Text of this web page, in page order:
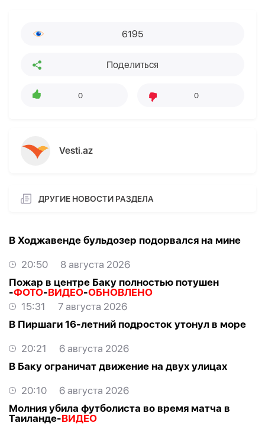
6195
Поделиться
0 0
Vesti.az
ДРУГИЕ НОВОСТИ РАЗДЕЛА
В Ходжавенде бульдозер подорвался на мине
20:50
8 августа 2026
Пожар в центре Баку полностью потушен
-ФОТО-ВИДЕО-ОБНОВЛЕНО
15:31
7 августа 2026
В Пиршаги 16-летний подросток утонул в море
20:21
6 августа 2026
В Баку ограничат движение на двух улицах
20:10
6 августа 2026
Молния убила футболиста во время матча в
Таиланде-ВИДЕО